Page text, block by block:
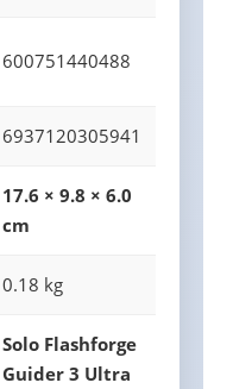
600751440488
6937120305941
17.6 × 9.8 × 6.0
cm
0.18 kg
Solo Flashforge
Guider 3 Ultra